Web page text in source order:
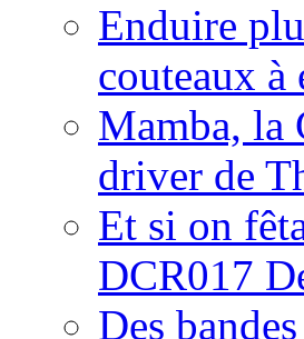
Enduire
couteaux à
Mamba, la
driver de
Et si on
DCR017
Des